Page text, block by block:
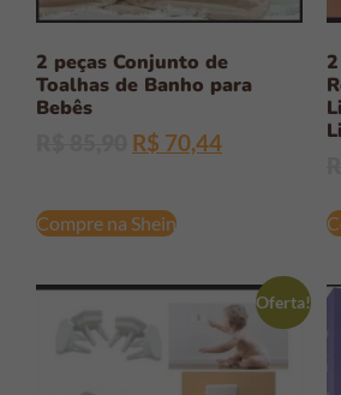
2 peças Conjunto de
Toalhas de Banho para
Bebês
R$ 70,44
Compre na Shein
Oferta!